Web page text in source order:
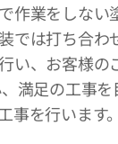
作業をしない
では打ち合わ
い、お客様の
満足の工事
事を行います。